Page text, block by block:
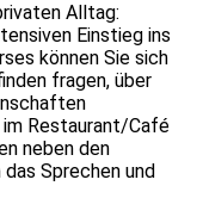
Alltag:
Einstieg ins
können Sie sich
fragen, über
im Restaurant/Café
neben den
Sprechen und